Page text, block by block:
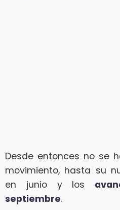
Desde entonces no se
movimiento, hasta su
en junio y los
septiembre.